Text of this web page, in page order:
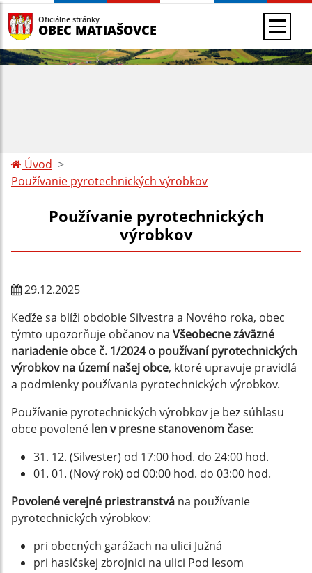
Oficiálne stránky
OBEC MATIAŠOVCE
Úvod
Používanie pyrotechnických výrobkov
Používanie pyrotechnických
výrobkov
29.12.2025
Keďže sa blíži obdobie Silvestra a Nového roka, obec
týmto upozorňuje občanov na Všeobecne záväzné
nariadenie obce č. 1/2024 o používaní pyrotechnických
výrobkov na území našej obce, ktoré upravuje pravidlá
a podmienky používania pyrotechnických výrobkov.
Používanie pyrotechnických výrobkov je bez súhlasu
obce povolené len v presne stanovenom čase:
31. 12. (Silvester) od 17:00 hod. do 24:00 hod.
01. 01. (Nový rok) od 00:00 hod. do 03:00 hod.
Povolené verejné priestranstvá na používanie
pyrotechnických výrobkov:
pri obecných garážach na ulici Južná
pri hasičskej zbrojnici na ulici Pod lesom